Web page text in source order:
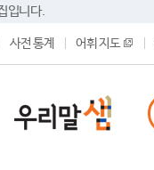
입니다.
사전 통계 어휘 지도